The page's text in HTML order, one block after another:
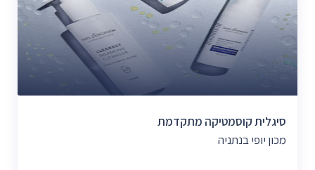
סיגלית קוסמטיקה מתקדמת
מכון יופי בנתניה